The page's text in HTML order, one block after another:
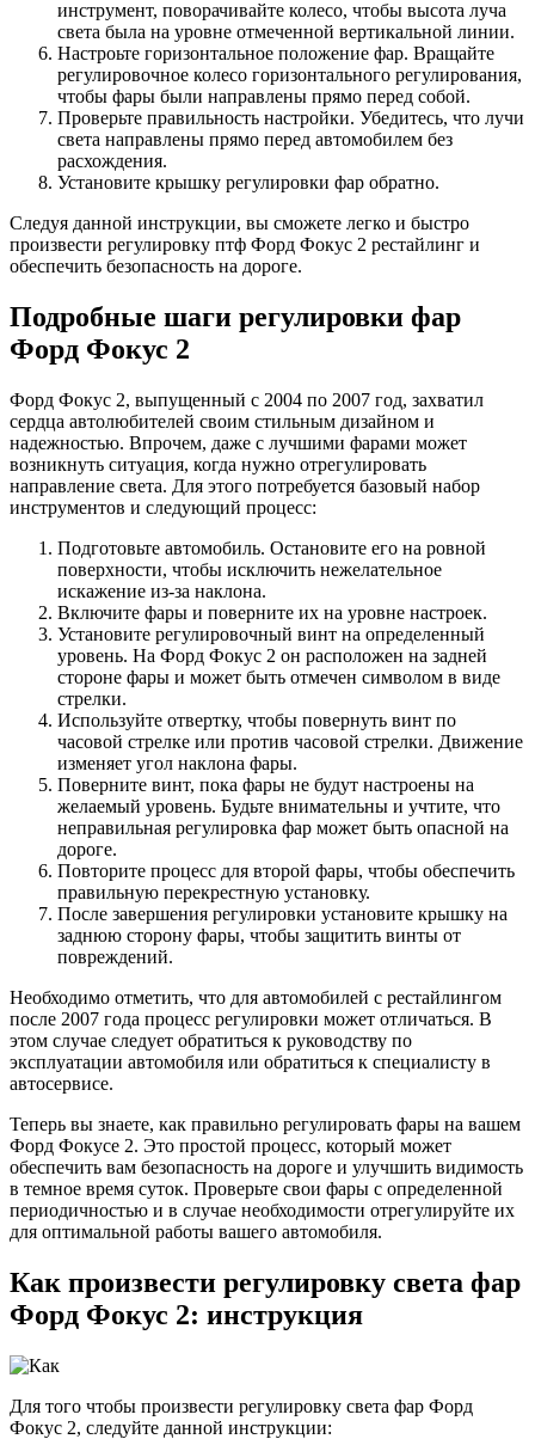
инструмент, поворачивайте колесо, чтобы высота луча
света была на уровне отмеченной вертикальной линии.
Настроьте горизонтальное положение фар. Вращайте
регулировочное колесо горизонтального регулирования,
чтобы фары были направлены прямо перед собой.
Проверьте правильность настройки. Убедитесь, что лучи
света направлены прямо перед автомобилем без
расхождения.
Установите крышку регулировки фар обратно.
Следуя данной инструкции, вы сможете легко и быстро
произвести регулировку птф Форд Фокус 2 рестайлинг и
обеспечить безопасность на дороге.
Подробные шаги регулировки фар
Форд Фокус 2
Форд Фокус 2, выпущенный с 2004 по 2007 год, захватил
сердца автолюбителей своим стильным дизайном и
надежностью. Впрочем, даже с лучшими фарами может
возникнуть ситуация, когда нужно отрегулировать
направление света. Для этого потребуется базовый набор
инструментов и следующий процесс:
Подготовьте автомобиль. Остановите его на ровной
поверхности, чтобы исключить нежелательное
искажение из-за наклона.
Включите фары и поверните их на уровне настроек.
Установите регулировочный винт на определенный
уровень. На Форд Фокус 2 он расположен на задней
стороне фары и может быть отмечен символом в виде
стрелки.
Используйте отвертку, чтобы повернуть винт по
часовой стрелке или против часовой стрелки. Движение
изменяет угол наклона фары.
Поверните винт, пока фары не будут настроены на
желаемый уровень. Будьте внимательны и учтите, что
неправильная регулировка фар может быть опасной на
дороге.
Повторите процесс для второй фары, чтобы обеспечить
правильную перекрестную установку.
После завершения регулировки установите крышку на
заднюю сторону фары, чтобы защитить винты от
повреждений.
Необходимо отметить, что для автомобилей с рестайлингом
после 2007 года процесс регулировки может отличаться. В
этом случае следует обратиться к руководству по
эксплуатации автомобиля или обратиться к специалисту в
автосервисе.
Теперь вы знаете, как правильно регулировать фары на вашем
Форд Фокусе 2. Это простой процесс, который может
обеспечить вам безопасность на дороге и улучшить видимость
в темное время суток. Проверьте свои фары с определенной
периодичностью и в случае необходимости отрегулируйте их
для оптимальной работы вашего автомобиля.
Как произвести регулировку света фар
Форд Фокус 2: инструкция
Для того чтобы произвести регулировку света фар Форд
Фокус 2, следуйте данной инструкции: